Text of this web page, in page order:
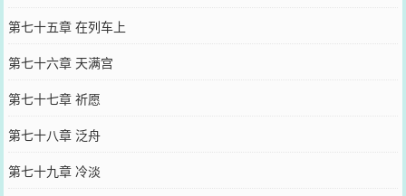
第七十五章 在列车上
第七十六章 天满宫
第七十七章 祈愿
第七十八章 泛舟
第七十九章 冷淡